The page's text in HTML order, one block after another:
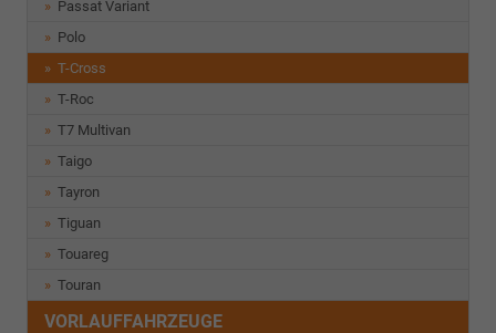
Passat Variant
Polo
T-Cross
T-Roc
T7 Multivan
Taigo
Tayron
Tiguan
Touareg
Touran
VORLAUFFAHRZEUGE